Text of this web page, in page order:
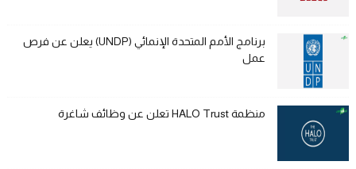
برنامج الأمم المتحدة الإنمائي (UNDP) يعلن عن فرص
عمل
منظمة HALO Trust تعلن عن وظائف شاغرة